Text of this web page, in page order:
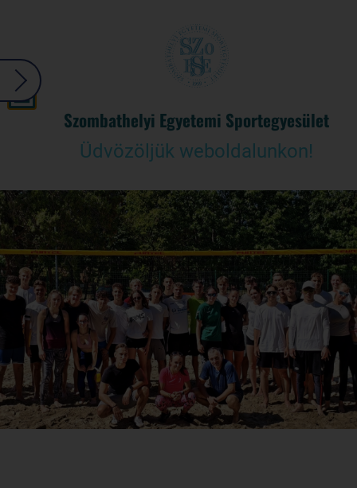
Szombathelyi Egyetemi Sportegyesület
Üdvözöljük weboldalunkon!